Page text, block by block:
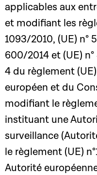
applicables aux
et modifiant les
1093/2010, (UE) n°
600/2014 et (UE)
4 du règlement
européen et du
modifiant le
instituant une
surveillance
le règlement (UE)
Autorité